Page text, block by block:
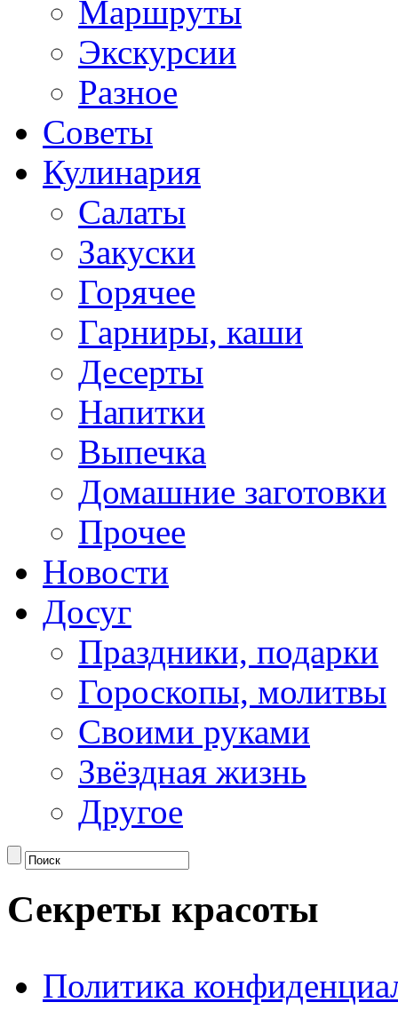
Маршруты
Экскурсии
Разное
Советы
Кулинария
Салаты
Закуски
Горячее
Гарниры, каши
Десерты
Напитки
Выпечка
Домашние заготовки
Прочее
Новости
Досуг
Праздники, подарки
Гороскопы, молитвы
Своими руками
Звёздная жизнь
Другое
Секреты красоты
Политика